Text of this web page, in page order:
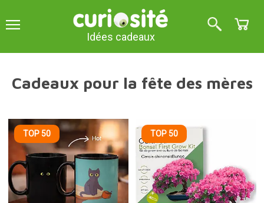
Idées cadeaux
Cadeaux pour la fête des mères
TOP 50 TOP 50